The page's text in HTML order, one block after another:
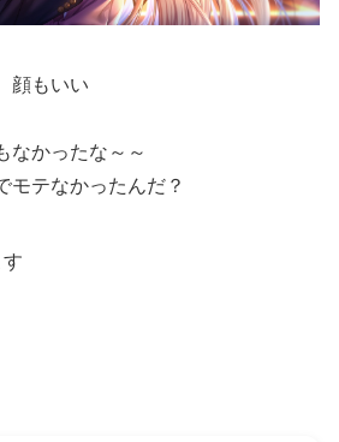
顔もいい
なかったな～～
モテなかったんだ？